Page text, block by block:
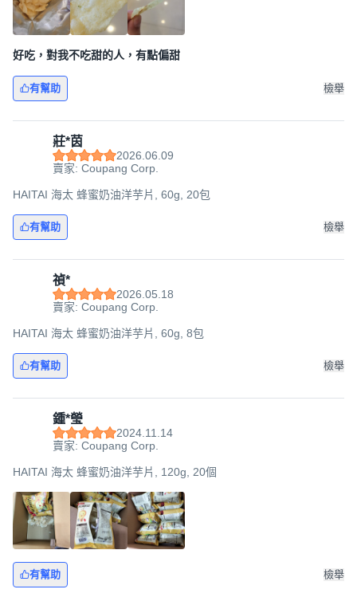
好吃，對我不吃甜的人，有點偏甜
有幫助 檢舉
莊*茵
2026.06.09
賣家: Coupang Corp.
HAITAI 海太 蜂蜜奶油洋芋片, 60g, 20包
有幫助 檢舉
禎*
2026.05.18
賣家: Coupang Corp.
HAITAI 海太 蜂蜜奶油洋芋片, 60g, 8包
有幫助 檢舉
鍾*瑩
2024.11.14
賣家: Coupang Corp.
HAITAI 海太 蜂蜜奶油洋芋片, 120g, 20個
有幫助 檢舉